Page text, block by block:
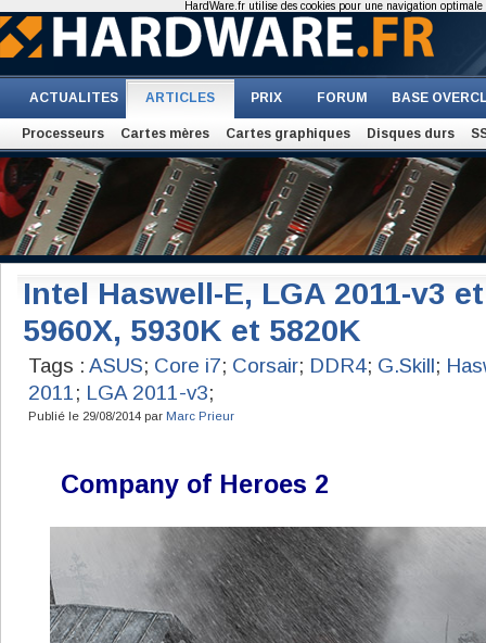
ACTUALITES ARTICLES PRIX FORUM BASE
Processeurs Cartes mères Cartes graphiques Disques durs
Intel Haswell-E, LGA 2011-v3
5960X, 5930K et 5820K
Tags : ASUS; Core i7; Corsair; DDR4; G.Skill;
2011; LGA 2011-v3;
Publié le 29/08/2014 par Marc Prieur
Company of Heroes 2
HardWare.fr utilise des cookies pour une navigation